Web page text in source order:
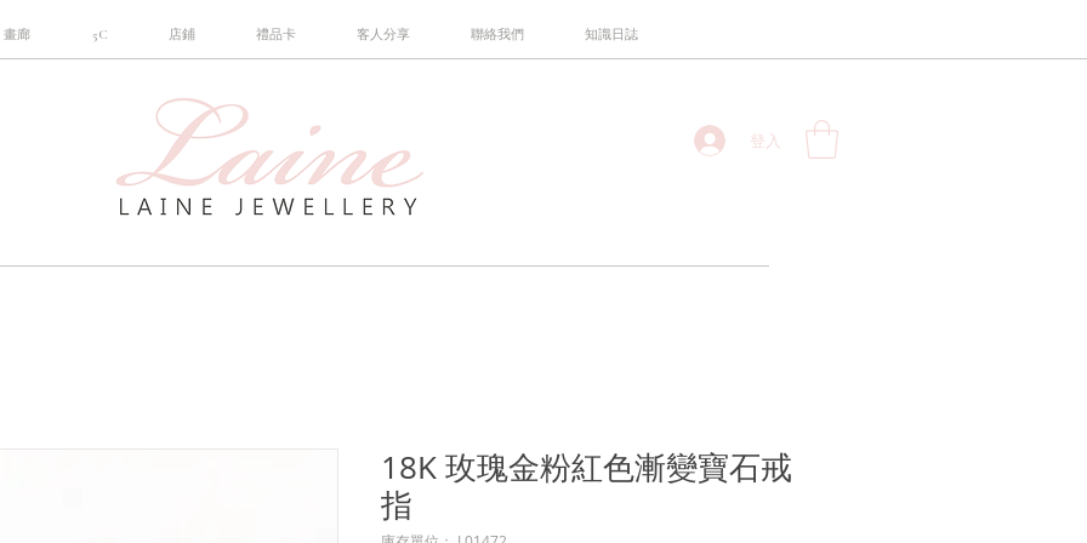
畫廊 5C 店鋪 禮品卡 客人分享 聯絡我們 知識日誌
登入
18K 玫瑰金粉紅色漸變寶石戒
指